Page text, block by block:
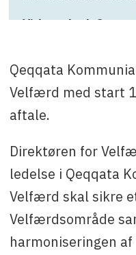
Virksomhed:
Kontakt
: Hans
86 73 01, e-mail:
Qeqqata
Velfærd med start
aftale.
Direktøren for
ledelse i Qeqqata
Velfærd skal sikre
Velfærdsområde
harmoniseringen